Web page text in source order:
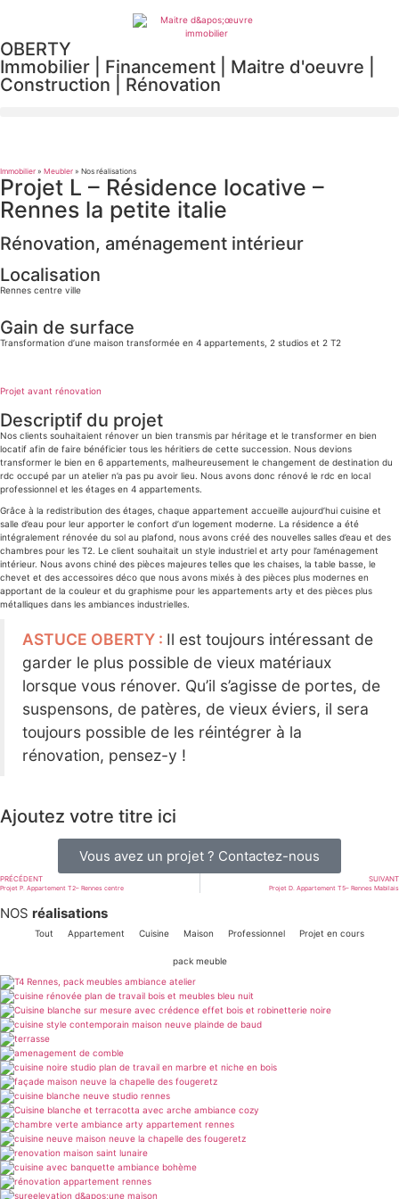
OBERTY
Immobilier | Financement | Maitre d'oeuvre
Construction
Rénovation
Immobilier » Meubler » Nos réalisations
Projet L – Résidence locative –
Rennes la petite italie
Rénovation, aménagement intérieur
Localisation
Rennes centre ville
Gain de surface
Transformation d’une maison transformée en 4 appartements, 2 studios et 2 T2
Projet avant rénovation
Descriptif du projet
Nos clients souhaitaient rénover un bien transmis par héritage et le transformer en bien
locatif afin de faire bénéficier tous les héritiers de cette succession. Nous devions
transformer le bien en 6 appartements, malheureusement le changement de destination du
rdc occupé par un atelier n’a pas pu avoir lieu. Nous avons donc rénové le rdc en local
professionnel et les étages en 4 appartements.
Grâce à la redistribution des étages, chaque appartement accueille aujourd’hui cuisine et
salle d’eau pour leur apporter le confort d’un logement moderne. La résidence a été
intégralement rénovée du sol au plafond, nous avons créé des nouvelles salles d’eau et des
chambres pour les T2. Le client souhaitait un style industriel et arty pour l’aménagement
intérieur. Nous avons chiné des pièces majeures telles que les chaises, la table basse, le
chevet et des accessoires déco que nous avons mixés à des pièces plus modernes en
apportant de la couleur et du graphisme pour les appartements arty et des pièces plus
métalliques dans les ambiances industrielles.
ASTUCE OBERTY : Il est toujours intéressant de
garder le plus possible de vieux matériaux
lorsque vous rénover. Qu’il s’agisse de portes, de
suspensons, de patères, de vieux éviers, il sera
toujours possible de les réintégrer à la
rénovation, pensez-y !
Ajoutez votre titre ici
Vous avez un projet ? Contactez-nous
PRÉCÉDENT
Projet P. Appartement T2– Rennes centre
SUIVANT
Projet D. Appartement T5– Rennes Mabilais
NOS réalisations
Tout Appartement Cuisine Maison Professionnel Projet en cours
pack meuble